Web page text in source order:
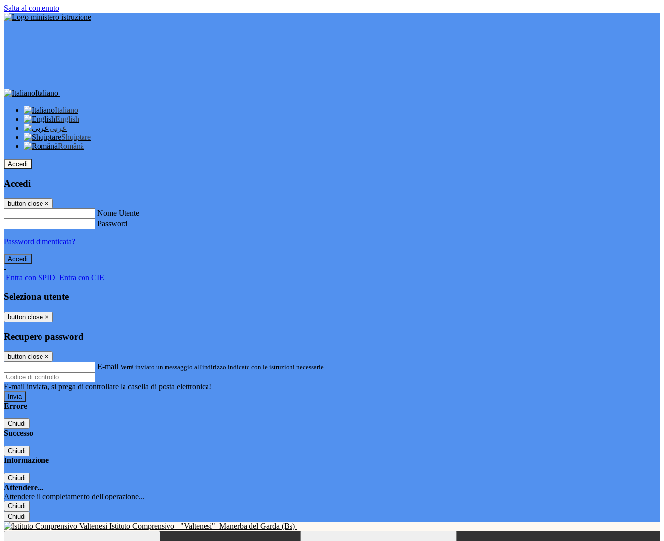
Salta al contenuto
Italiano
Italiano
English
عربى
Shqiptare
Română
Accedi
Accedi
button close ×
Nome Utente
Password
Password dimenticata?
-
Entra con SPID Entra con CIE
Seleziona utente
button close ×
Recupero password
button close ×
E-mail Verrà inviato un messaggio all'indirizzo indicato con le istruzioni necessarie.
E-mail inviata, si prega di controllare la casella di posta elettronica!
Errore
Chiudi
Successo
Chiudi
Informazione
Chiudi
Attendere...
Attendere il completamento dell'operazione...
Chiudi
Chiudi
Istituto Comprensivo "Valtenesi" Manerba del Garda (Bs)